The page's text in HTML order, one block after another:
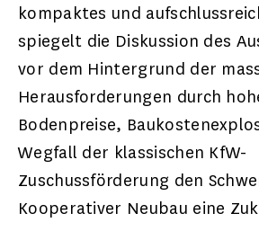
kompaktes und
spiegelt die Diskussion des
vor dem Hintergrund der
Herausforderungen durch
Bodenpreise,
Wegfall der klassischen KfW-
Zuschussförderung den
Kooperativer Neubau eine